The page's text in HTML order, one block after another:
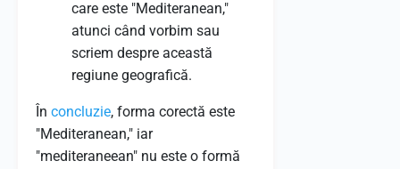
care este "Mediteranean,"
atunci când vorbim sau
scriem despre această
regiune geografică.
În concluzie, forma corectă este
"Mediteranean," iar
"mediteraneean" nu este o formă